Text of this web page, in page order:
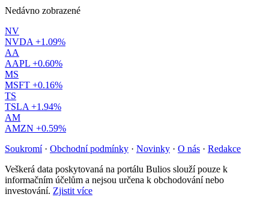
Nedávno zobrazené
NV
NVDA +1.09%
AA
AAPL +0.60%
MS
MSFT +0.16%
TS
TSLA +1.94%
AM
AMZN +0.59%
Soukromí · Obchodní podmínky · Novinky · O nás · Redakce
Veškerá data poskytovaná na portálu Bulios slouží pouze k
informačním účelům a nejsou určena k obchodování nebo
investování. Zjistit více